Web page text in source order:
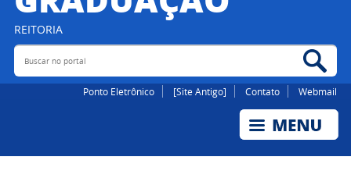
REITORIA
Buscar no portal
Ponto Eletrônico [Site Antigo] Contato Webmail